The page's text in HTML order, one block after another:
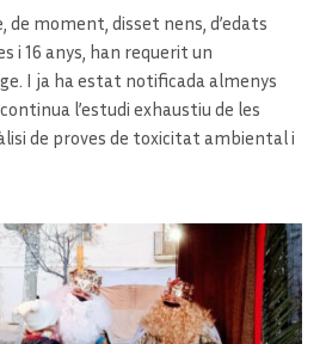
de moment, disset nens, d’edats
i 16 anys, han requerit un
I ja ha estat notificada almenys
l’estudi exhaustiu de les
de proves de toxicitat ambiental i